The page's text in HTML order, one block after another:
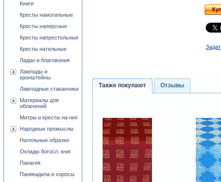
Также покупают Отзывы
Книги
Кресты намогильные
Кресты наперсные
Кресты напрестольные
Кресты нательные
Ладан и благовония
Лампады и
кронштейны
Лампадные стаканчики
Материалы для
облачений
Митры и кресты на них
Народные промыслы
Нательные образки
Оклады богосл. книг
Панагия
Паникадила и хоросы